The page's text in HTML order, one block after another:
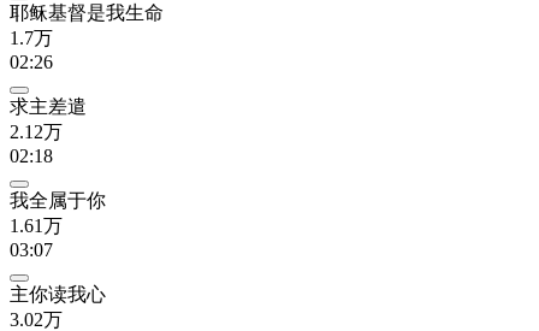
耶稣基督是我生命
1.7万
02:26
求主差遣
2.12万
02:18
我全属于你
1.61万
03:07
主你读我心
3.02万